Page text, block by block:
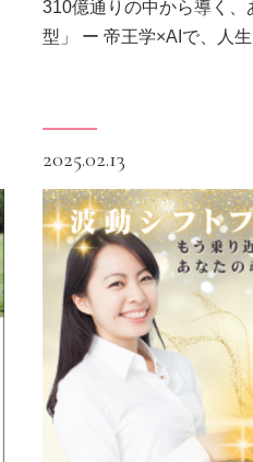
310億通りの中から導く、
型」 ー 帝王学×AIで、人
2025.02.13